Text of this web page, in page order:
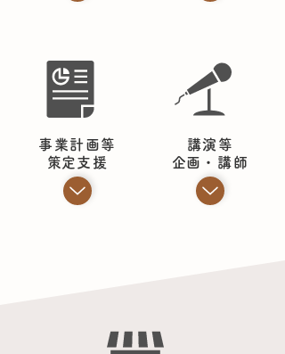
事業計画等
​策定支援
講演等
​企画・講師